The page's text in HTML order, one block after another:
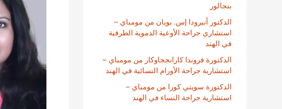
بنجالور
الدكتور أنيرودا إس. بويان من مومباي –
استشاري جراحة الأوعية الدموية الطرفية
في الهند
الدكتورة فروندا كارانججاوكار من مومباي –
استشارية جراحة الأورام النسائية في الهند
الدكتورة سويتي كورا من مومباي –
استشارية جراحة النساء في الهند